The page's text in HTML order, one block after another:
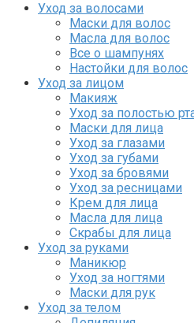
Уход за волосами
Маски для волос
Масла для волос
Все о шампунях
Настойки для волос
Уход за лицом
Макияж
Уход за полостью
Маски для лица
Уход за глазами
Уход за губами
Уход за бровями
Уход за ресницами
Крем для лица
Масла для лица
Скрабы для лица
Уход за руками
Маникюр
Уход за ногтями
Маски для рук
Уход за телом